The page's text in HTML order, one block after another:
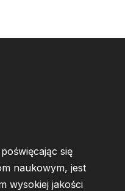
się
naukowym, jest
wysokiej jakości